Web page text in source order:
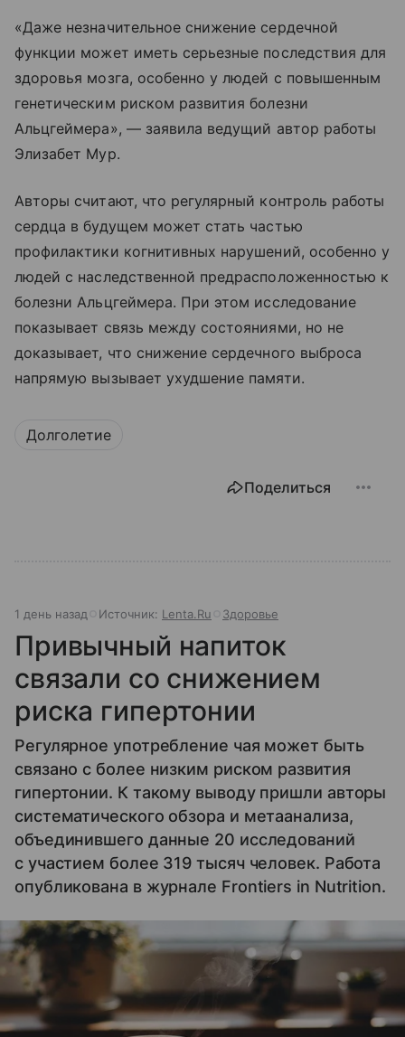
«Даже незначительное снижение сердечной
функции может иметь серьезные последствия для
здоровья мозга, особенно у людей с повышенным
генетическим риском развития болезни
Альцгеймера», — заявила ведущий автор работы
Элизабет Мур.
Авторы считают, что регулярный контроль работы
сердца в будущем может стать частью
профилактики когнитивных нарушений, особенно у
людей с наследственной предрасположенностью к
болезни Альцгеймера. При этом исследование
показывает связь между состояниями, но не
доказывает, что снижение сердечного выброса
напрямую вызывает ухудшение памяти.
Долголетие
Поделиться
1 день назад Источник: Lenta.Ru Здоровье
Привычный напиток
связали со снижением
риска гипертонии
Регулярное употребление чая может быть
связано с более низким риском развития
гипертонии. К такому выводу пришли авторы
систематического обзора и метаанализа,
объединившего данные 20 исследований
с участием более 319 тысяч человек. Работа
опубликована в журнале Frontiers in Nutrition.